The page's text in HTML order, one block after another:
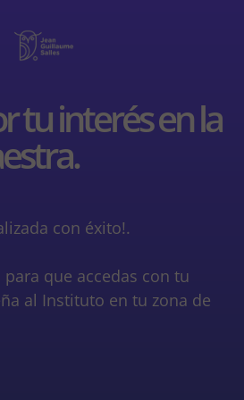
tu interés en la
con éxito!.
que accedas con tu
al Instituto en tu zona de